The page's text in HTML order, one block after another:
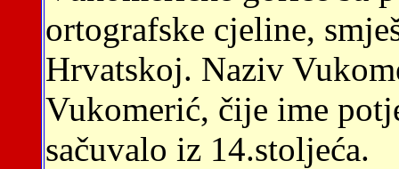
ortografske cjeline,
Hrvatskoj. Naziv
Vukomerić, čije ime
sačuvalo iz 14.stoljeća.